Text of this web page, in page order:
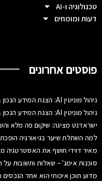
טכנולוגיה ו-AI
דעות ומומחים
פוסטים אחרונים
ניהול מוניטין AI: הצגת המידע הנכון בפני בוטים ומנועי תשובות
ניהול מוניטין AI: הצגת המידע הנכון בפני בוטים ומנועי תשובות
ישראדנט מציגה: שיקום פה מלא
למה השתלת שיער בגיאורגיה
מאיר דוידי חושף את האסטרטגיה
סוכנות אימג' – שאלות ותשובות על
מדוע תוכן איכותי הוא אחד הנכסים